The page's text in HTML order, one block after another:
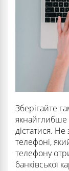
Зберігайте
якнайглибше
дістатися. Не
телефоні,
телефону
банківської